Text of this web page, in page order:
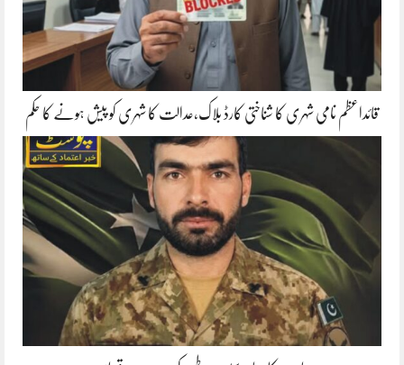
قائداعظم نامی شہری کا شناختی کارڈ بلاک،عدالت کا شہری کو پیش ہونے کا حکم